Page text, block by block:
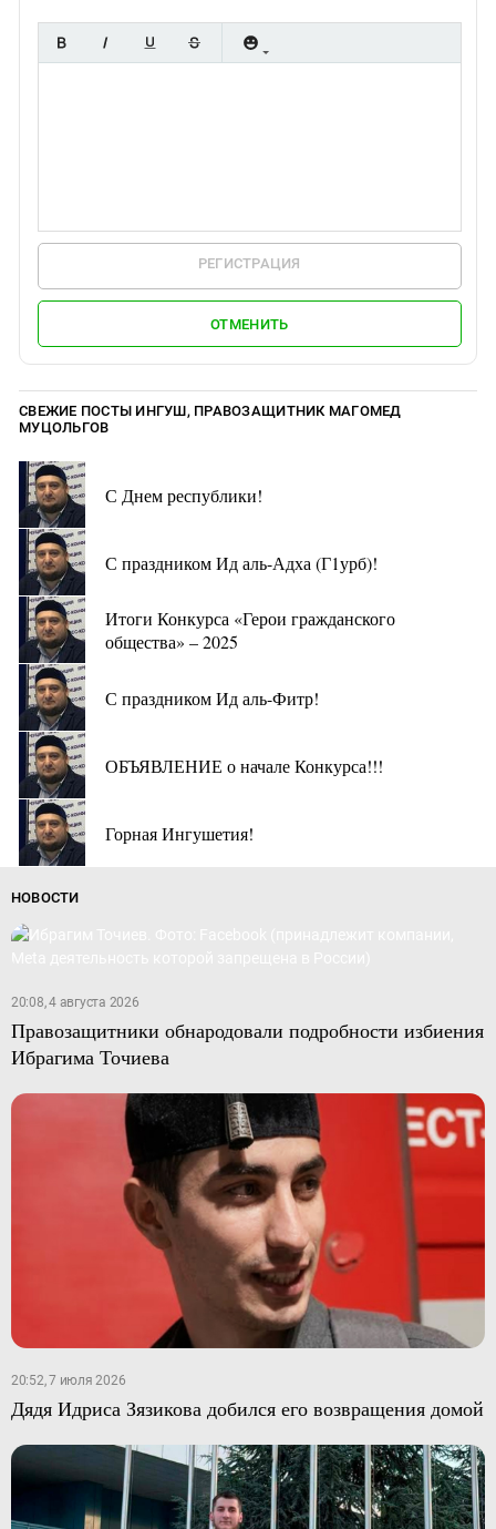
РЕГИСТРАЦИЯ
ОТМЕНИТЬ
СВЕЖИЕ ПОСТЫ ИНГУШ, ПРАВОЗАЩИТНИК МАГОМЕД
МУЦОЛЬГОВ
С Днем республики!
С праздником Ид аль-Адха (Г1урб)!
Итоги Конкурса «Герои гражданского
общества» – 2025
С праздником Ид аль-Фитр!
ОБЪЯВЛЕНИЕ о начале Конкурса!!!
Горная Ингушетия!
НОВОСТИ
20:08, 4 августа 2026
Правозащитники обнародовали подробности избиения
Ибрагима Точиева
20:52, 7 июля 2026
Дядя Идриса Зязикова добился его возвращения домой